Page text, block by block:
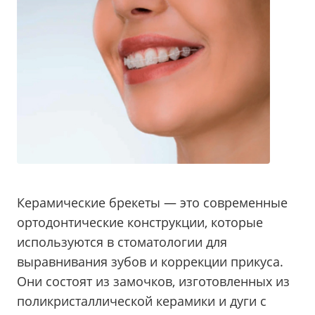
Керамические брекеты — это современные
ортодонтические конструкции, которые
используются в стоматологии для
выравнивания зубов и коррекции прикуса.
Они состоят из замочков, изготовленных из
поликристаллической керамики и дуги с